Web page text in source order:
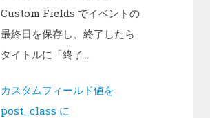
Custom Fields でイベントの
最終日を保存し、終了したら
タイトルに「終了...
カスタムフィールド値を
post_class に